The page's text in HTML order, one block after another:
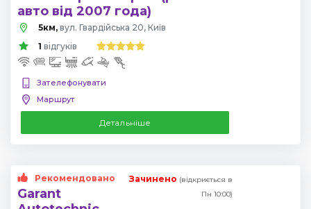
авто від 2007 года)
5км, вул. Гвардійська 20, Київ
1 відгуків
Зателефонувати
Маршрут
Детальніше
Рекомендовано
Garant
Зачинено (відкриється в
Пн 10:00)